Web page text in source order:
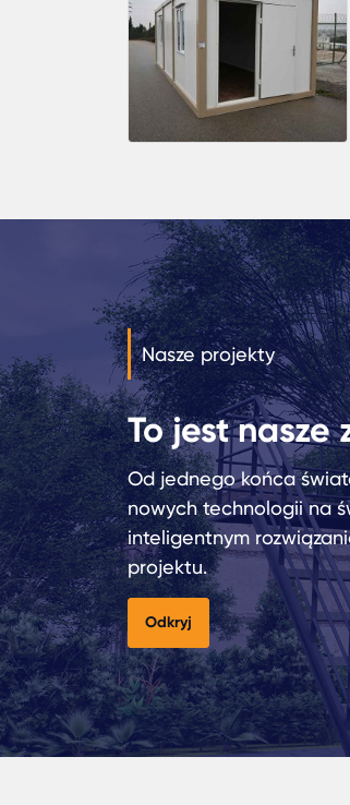
Nasze projekty
To jest nasze
Od jednego końca
nowych technologii na
inteligentnym
projektu.
Odkryj